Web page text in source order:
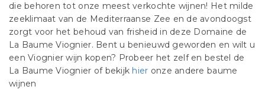
die behoren tot onze meest verkochte wijnen! Het milde
zeeklimaat van de Mediterraanse Zee en de avondoogst
zorgt voor het behoud van frisheid in deze Domaine de
La Baume Viognier. Bent u benieuwd geworden en wilt u
een Viognier wijn kopen? Probeer het zelf en bestel de
La Baume Viognier of bekijk hier onze andere baume
wijnen